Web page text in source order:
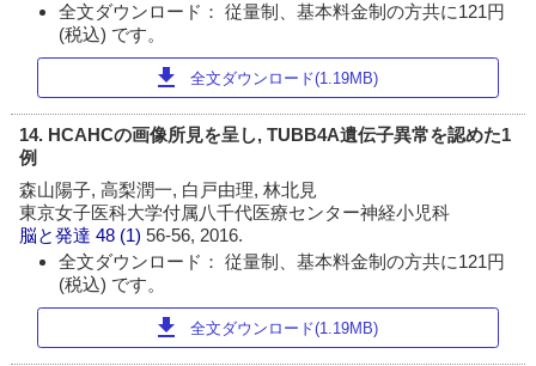
全文ダウンロード： 従量制、基本料金制の方共に121円
(税込) です。
download 全文ダウンロード(1.19MB)
14. HCAHCの画像所見を呈し, TUBB4A遺伝子異常を認めた1
例
森山陽子, 高梨潤一, 白戸由理, 林北見
東京女子医科大学付属八千代医療センター神経小児科
脳と発達 48 (1)56-56, 2016.
全文ダウンロード： 従量制、基本料金制の方共に121円
(税込) です。
download 全文ダウンロード(1.19MB)